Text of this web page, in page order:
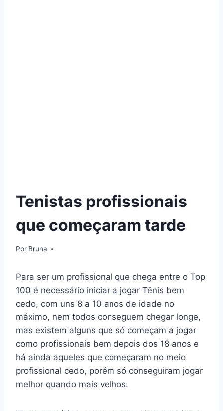
Tenistas profissionais
que começaram tarde
Por Bruna
Para ser um profissional que chega entre o Top
100 é necessário iniciar a jogar Tênis bem
cedo, com uns 8 a 10 anos de idade no
máximo, nem todos conseguem chegar longe,
mas existem alguns que só começam a jogar
como profissionais bem depois dos 18 anos e
há ainda aqueles que começaram no meio
profissional cedo, porém só conseguiram jogar
melhor quando mais velhos.